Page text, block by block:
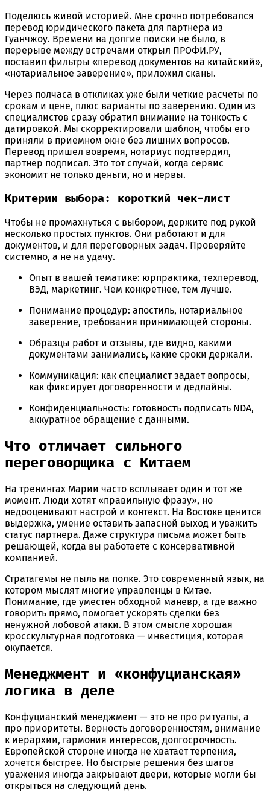
Поделюсь живой историей. Мне срочно потребовался
перевод юридического пакета для партнера из
Гуанчжоу. Времени на долгие поиски не было, в
перерыве между встречами открыл ПРОФИ.РУ,
поставил фильтры «перевод документов на китайский»,
«нотариальное заверение», приложил сканы.
Через полчаса в откликах уже были четкие расчеты по
срокам и цене, плюс варианты по заверению. Один из
специалистов сразу обратил внимание на тонкость с
датировкой. Мы скорректировали шаблон, чтобы его
приняли в приемном окне без лишних вопросов.
Перевод пришел вовремя, нотариус подтвердил,
партнер подписал. Это тот случай, когда сервис
экономит не только деньги, но и нервы.
Критерии выбора: короткий чек-лист
Чтобы не промахнуться с выбором, держите под рукой
несколько простых пунктов. Они работают и для
документов, и для переговорных задач. Проверяйте
системно, а не на удачу.
Опыт в вашей тематике: юрпрактика, техперевод,
ВЭД, маркетинг. Чем конкретнее, тем лучше.
Понимание процедур: апостиль, нотариальное
заверение, требования принимающей стороны.
Образцы работ и отзывы, где видно, какими
документами занимались, какие сроки держали.
Коммуникация: как специалист задает вопросы,
как фиксирует договоренности и дедлайны.
Конфиденциальность: готовность подписать NDA,
аккуратное обращение с данными.
Что отличает сильного
переговорщика с Китаем
На тренингах Марии часто всплывает один и тот же
момент. Люди хотят «правильную фразу», но
недооценивают настрой и контекст. На Востоке ценится
выдержка, умение оставить запасной выход и уважить
статус партнера. Даже структура письма может быть
решающей, когда вы работаете с консервативной
компанией.
Стратагемы не пыль на полке. Это современный язык, на
котором мыслят многие управленцы в Китае.
Понимание, где уместен обходной маневр, а где важно
говорить прямо, помогает ускорять сделки без
ненужной лобовой атаки. В этом смысле хорошая
кросскультурная подготовка — инвестиция, которая
окупается.
Менеджмент и «конфуцианская»
логика в деле
Конфуцианский менеджмент — это не про ритуалы, а
про приоритеты. Верность договоренностям, внимание
к иерархии, гармония интересов, долгосрочность.
Европейской стороне иногда не хватает терпения,
хочется быстрее. Но быстрые решения без шагов
уважения иногда закрывают двери, которые могли бы
открыться на следующий день.